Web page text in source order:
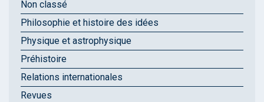
Non classé
Philosophie et histoire des idées
Physique et astrophysique
Préhistoire
Relations internationales
Revues